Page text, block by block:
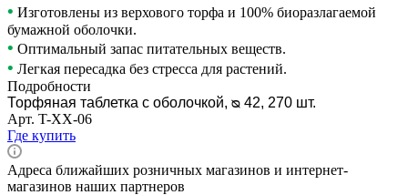
• Изготовлены из верхового торфа и 100% биоразлагаемой
бумажной оболочки.
• Оптимальный запас питательных веществ.
• Легкая пересадка без стресса для растений.
Подробности
Торфяная таблетка с оболочкой, ᴓ 42, 270 шт.
Арт. T-ХХ-06
Где купить
Адреса ближайших розничных магазинов и интернет-
магазинов наших партнеров